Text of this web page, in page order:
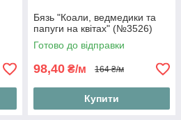
Бязь "Коали, ведмедики та
папуги на квітах" (№3526)
Готово до відправки
98,40 ₴/м 164 ₴/м
Купити